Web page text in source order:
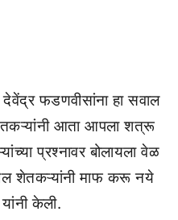
फडणवीसांना हा सवाल
आता आपला शत्रू
प्रश्नावर बोलायला वेळ
शेतकऱ्यांनी माफ करू नये
केली.